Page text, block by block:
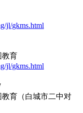
jl/gkms.html
教育
jl/gkms.html
育（白城市二中对